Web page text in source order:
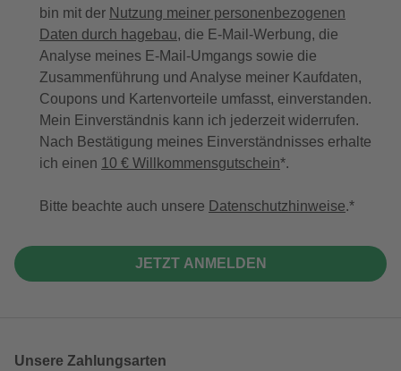
bin mit der Nutzung meiner personenbezogenen
Daten durch hagebau, die E-Mail-Werbung, die
Analyse meines E-Mail-Umgangs sowie die
Zusammenführung und Analyse meiner Kaufdaten,
Coupons und Kartenvorteile umfasst, einverstanden.
Mein Einverständnis kann ich jederzeit widerrufen.
Nach Bestätigung meines Einverständnisses erhalte
ich einen 10 € Willkommensgutschein*.
Bitte beachte auch unsere Datenschutzhinweise.
JETZT ANMELDEN
Unsere Zahlungsarten